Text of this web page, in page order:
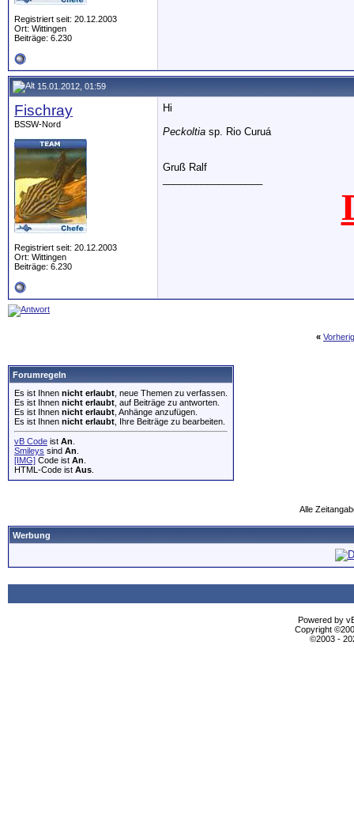
Registriert seit: 20.12.2003
Ort: Wittingen
Beiträge: 6.230
15.01.2012, 01:59
Fischray
BSSW-Nord
Registriert seit: 20.12.2003
Ort: Wittingen
Beiträge: 6.230
Hi
Peckoltia sp. Rio Curuá
Gruß Ralf
«
Forumregeln
Es ist Ihnen nicht erlaubt , neue Themen zu verfassen.
Es ist Ihnen nicht erlaubt , auf Beiträge zu antworten.
Es ist Ihnen nicht erlaubt , Anhänge anzufügen.
Es ist Ihnen nicht erlaubt , Ihre Beiträge zu bearbeiten.
vB Code ist An
Smileys sind An
[IMG] Code ist An
HTML-Code ist Aus
Alle
Werbung
Powered by
Copyright
©2003 -